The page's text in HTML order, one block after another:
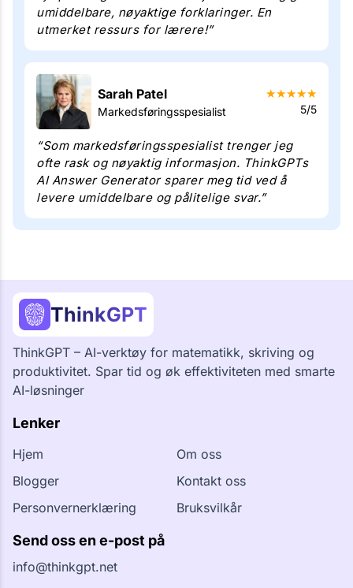
umiddelbare, nøyaktige forklaringer. En
utmerket ressurs for lærere!”
Sarah Patel
Markedsføringsspesialist
★★★★★
5/5
“Som markedsføringsspesialist trenger jeg
ofte rask og nøyaktig informasjon. ThinkGPTs
AI Answer Generator sparer meg tid ved å
levere umiddelbare og pålitelige svar.”
ThinkGPT
ThinkGPT – AI-verktøy for matematikk, skriving og
produktivitet. Spar tid og øk effektiviteten med smarte
AI-løsninger
Lenker
Hjem
Blogger
Personvernerklæring
Om oss
Kontakt oss
Bruksvilkår
Send oss ​​en e-post på
info@thinkgpt.net